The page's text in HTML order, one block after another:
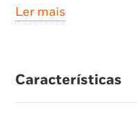
o nosso método
realidade. Por
Reiki, autor
Ler mais
Características